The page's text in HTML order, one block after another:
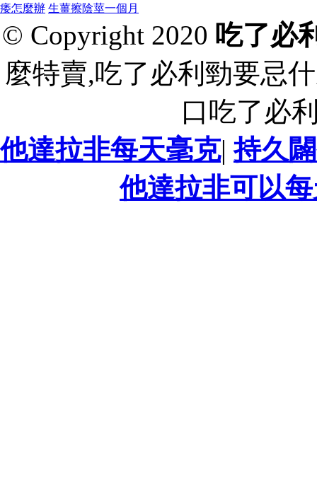
痿怎麼辦 生薑擦陰莖一個月
© Copyright 2020 吃了必
麼特賣,吃了必利勁要忌
口吃了必
他達拉非每天毫克|持久
他達拉非可以